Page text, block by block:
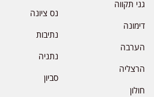
גני תקווה
דימונה
הערבה
הרצליה
חולון
נס ציונה
נתיבות
נתניה
סביון